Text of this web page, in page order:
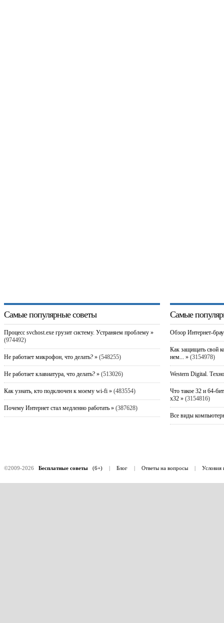
Самые популярные советы
Процесс svchost.exe грузит систему. Устраняем проблему »
(974492)
Не работает микрофон, что делать? »(548255)
Не работает клавиатура, что делать? »(513026)
Как узнать, кто подключен к моему wi-fi »(483554)
Почему Интернет стал медленно работать »(387628)
Самые
Обзор Интернет-
Как защищать свой
нем... »(3154978)
Western Digital.
Что такое 32 и 64-
x32 »(3154816)
Все виды
©2009-2026 Бесплатные советы(6+) | Блог | Ответы на вопросы | Условия